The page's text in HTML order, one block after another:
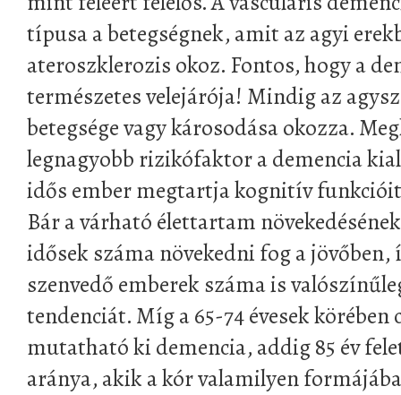
típusa a betegségnek, amit az agyi
ateroszklerozis okoz. Fontos, hogy a
természetes velejárója! Mindig az
betegsége vagy károsodása okozza.
legnagyobb rizikófaktor a demencia
idős ember megtartja kognitív funkcióit
Bár a várható élettartam
idősek száma növekedni fog a jövőben,
szenvedő emberek száma is
tendenciát. Míg a 65-74 évesek körében
mutatható ki demencia, addig 85 év
aránya, akik a kór valamilyen